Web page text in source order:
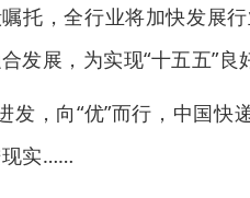
托，全行业将加快发展
发展，为实现“十五五”
发，向“优”而行，中国
现实……